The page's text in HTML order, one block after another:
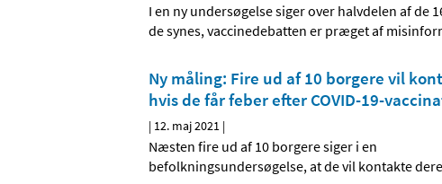
I en ny undersøgelse siger over halvdelen af de
de synes, vaccinedebatten er præget af
Ny måling: Fire ud af 10 borgere vil
hvis de får feber efter COVID-19-
| 12. maj 2021 |
Næsten fire ud af 10 borgere siger i en
befolkningsundersøgelse, at de vil kontakte